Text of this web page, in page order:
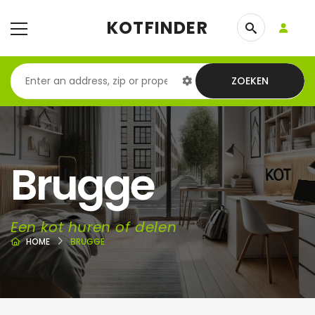
KOTFINDER
ZOEKEN
Brugge
Een kot huren of delen
HOME BRUGGE